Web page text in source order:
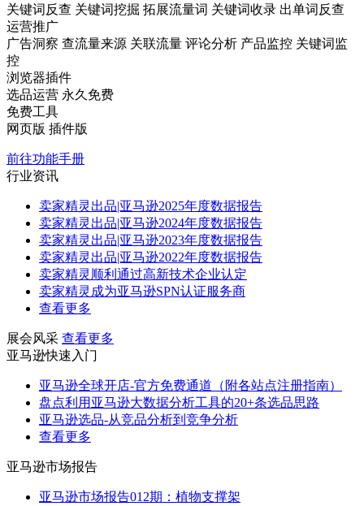
关键词反查 关键词挖掘 拓展流量词 关键词收录 出单词反查
运营推广
广告洞察 查流量来源 关联流量 评论分析 产品监控 关键词监
控
浏览器插件
选品运营 永久免费
免费工具
网页版 插件版
前往功能手册
行业资讯
卖家精灵出品|亚马逊2025年度数据报告
卖家精灵出品|亚马逊2024年度数据报告
卖家精灵出品|亚马逊2023年度数据报告
卖家精灵出品|亚马逊2022年度数据报告
卖家精灵顺利通过高新技术企业认定
卖家精灵成为亚马逊SPN认证服务商
查看更多
展会风采 查看更多
亚马逊快速入门
亚马逊全球开店-官方免费通道（附各站点注册指南）
盘点利用亚马逊大数据分析工具的20+条选品思路
亚马逊选品-从竞品分析到竞争分析
查看更多
亚马逊市场报告
亚马逊市场报告012期：植物支撑架